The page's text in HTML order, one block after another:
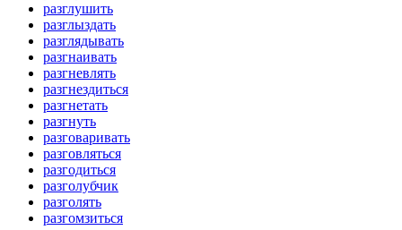
разглушить
разглыздать
разглядывать
разгнаивать
разгневлять
разгнездиться
разгнетать
разгнуть
разговаривать
разговляться
разгодиться
разголубчик
разголять
разгомзиться